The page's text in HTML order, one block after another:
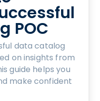
POC
data catalog
on insights from
guide helps you
make confident